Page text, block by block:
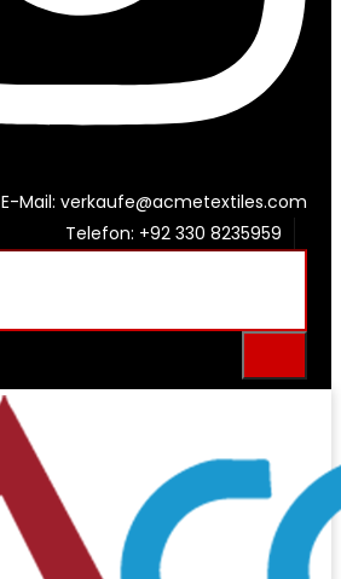
E-Mail: verkaufe@acmetextiles.com
Telefon: +92 330 8235959